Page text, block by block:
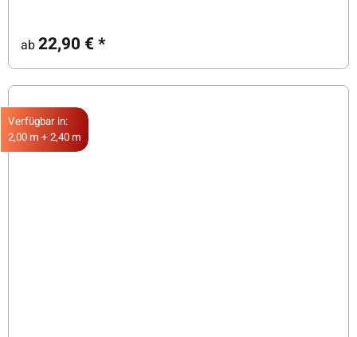
ab22,90 €*
Verfügbar in:
2,00 m + 2,40 m